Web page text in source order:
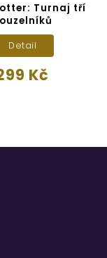
Turnaj tří
Kč
Detail